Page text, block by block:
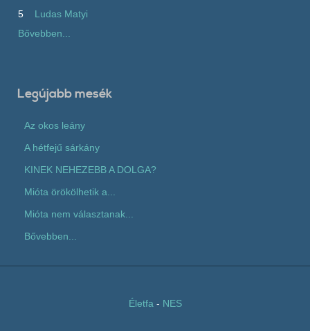
5
Ludas Matyi
Bővebben...
Legújabb mesék
Az okos leány
A hétfejű sárkány
KINEK NEHEZEBB A DOLGA?
Mióta örökölhetik a...
Mióta nem választanak...
Bővebben...
Életfa - NES